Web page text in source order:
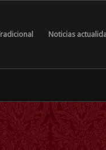
Noticias